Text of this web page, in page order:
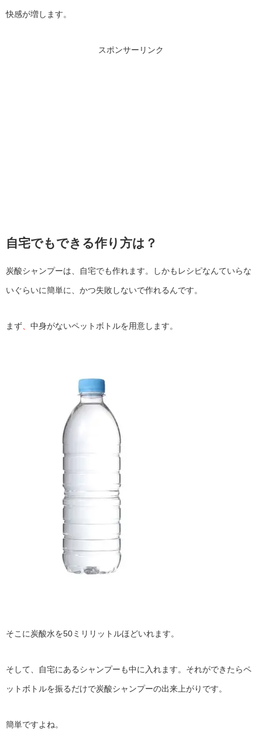
快感が増します。
スポンサーリンク
自宅でもできる作り方は？
炭酸シャンプーは、自宅でも作れます。しかもレシピなんていらな
いぐらいに簡単に、かつ失敗しないで作れるんです。
まず 中身がないペットボトルを用意します。
そこに炭酸水を50ミリリットルほどいれます。
そして、自宅にあるシャンプーも中に入れます。それができたらペ
ットボトルを振るだけで炭酸シャンプーの出来上がりです。
簡単ですよね。